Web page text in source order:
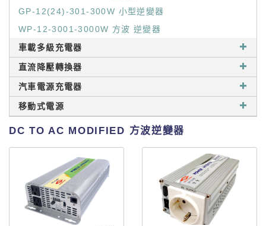
GP-12(24)-301-300W 小型逆變器
WP-12-3001-3000W 方波 逆變器
車載多級充電器
直流降壓轉換器
汽車電源充電器
移動式電源
DC TO AC MODIFIED 方波逆變器